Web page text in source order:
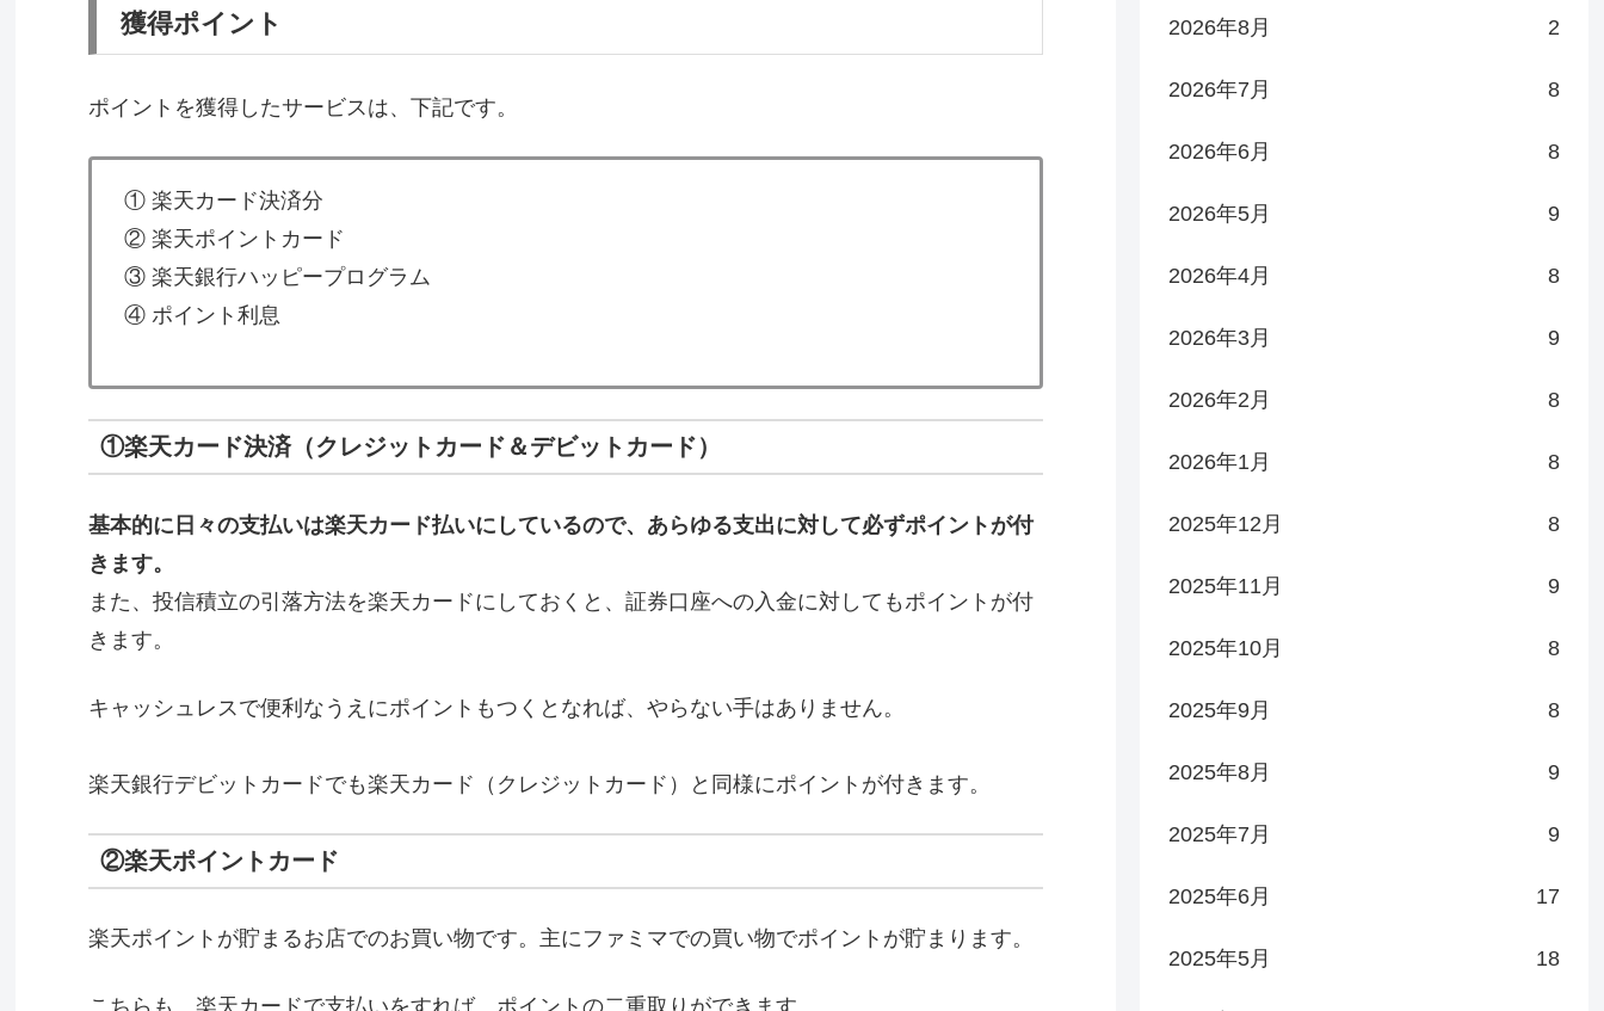
獲得ポイント
ポイントを獲得したサービスは、下記です。
① 楽天カード決済分
② 楽天ポイントカード
③ 楽天銀行ハッピープログラム
④ ポイント利息
①楽天カード決済（クレジットカード＆デビットカード）
基本的に日々の支払いは楽天カード払いにしているので、あらゆる支出に対して必ずポイントが付
きます。
また、投信積立の引落方法を楽天カードにしておくと、証券口座への入金に対してもポイントが付
きます。
キャッシュレスで便利なうえにポイントもつくとなれば、やらない手はありません。
楽天銀行デビットカードでも楽天カード（クレジットカード）と同様にポイントが付きます。
②楽天ポイントカード
楽天ポイントが貯まるお店でのお買い物です。主にファミマでの買い物でポイントが貯まります。
2026年8月 2
2026年7月 8
2026年6月 8
2026年5月 9
2026年4月 8
2026年3月 9
2026年2月 8
2026年1月 8
2025年12月 8
2025年11月 9
2025年10月 8
2025年9月 8
2025年8月 9
2025年7月 9
2025年6月 17
2025年5月 18